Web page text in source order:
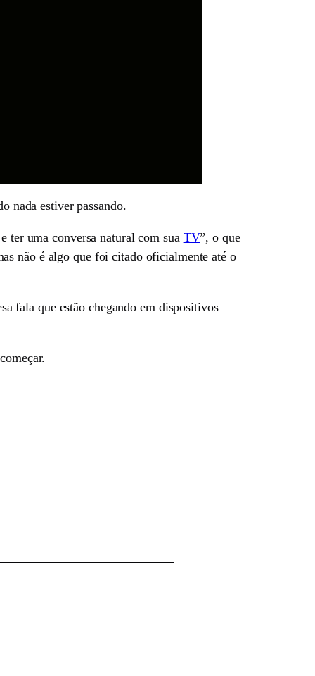
nada estiver passando.
ter uma conversa natural com sua TV”, o que
não é algo que foi citado oficialmente até o
fala que estão chegando em dispositivos